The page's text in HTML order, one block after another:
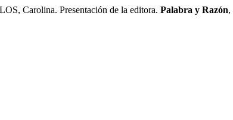
Carolina. Presentación de la editora. Palabra y Razón,